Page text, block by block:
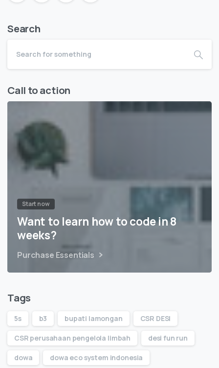
Search
Call to action
Start now
Want to learn how to code in 8
weeks?
Purchase Essentials
Tags
5s b3 bupati lamongan CSR DESI
CSR perusahaan pengelola limbah desi fun run
dowa dowa eco system indonesia